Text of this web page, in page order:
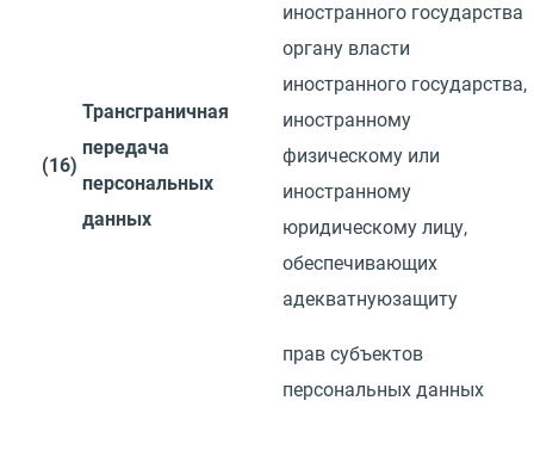
(16)
Трансграничная
передача
персональных
данных
иностранного государства
органу власти
иностранного государства,
иностранному
физическому или
иностранному
юридическому лицу,
обеспечивающих
адекватнуюзащиту
прав субъектов
персональных данных